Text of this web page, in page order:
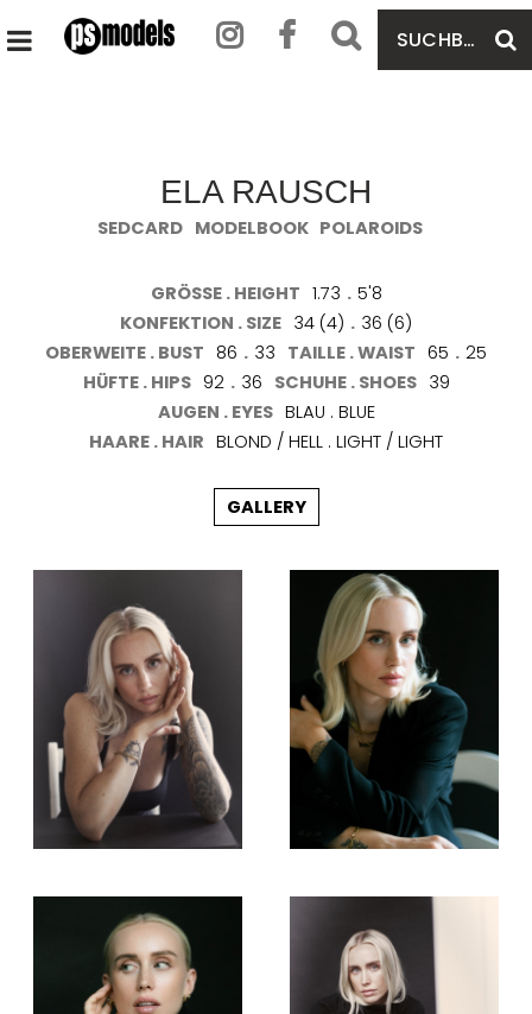
SUCHBEGRIFF
EINGEBEN
HAUPTMENÜ
ELA RAUSCH
SEDCARD MODELBOOK POLAROIDS
GRÖSSE . HEIGHT 1.73 . 5'8
KONFEKTION . SIZE 34 (4) . 36 (6)
OBERWEITE . BUST 86 . 33 TAILLE . WAIST 65 . 25
HÜFTE . HIPS 92 . 36 SCHUHE . SHOES 39
AUGEN . EYES BLAU . BLUE
HAARE . HAIR BLOND / HELL . LIGHT / LIGHT
GALLERY